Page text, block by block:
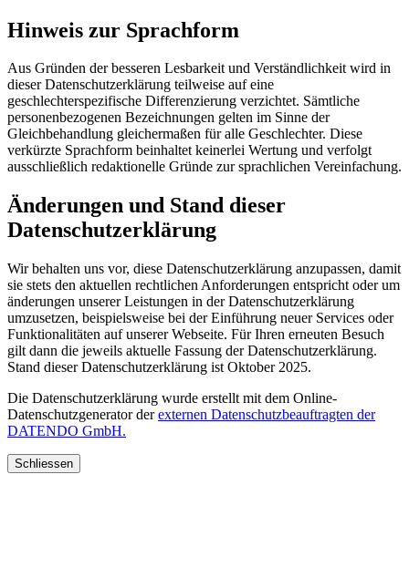
Hinweis zur Sprachform
Aus Gründen der besseren Lesbarkeit und Verständlichkeit wird in
dieser Datenschutzerklärung teilweise auf eine
geschlechterspezifische Differenzierung verzichtet. Sämtliche
personenbezogenen Bezeichnungen gelten im Sinne der
Gleichbehandlung gleichermaßen für alle Geschlechter. Diese
verkürzte Sprachform beinhaltet keinerlei Wertung und verfolgt
ausschließlich redaktionelle Gründe zur sprachlichen Vereinfachung.
Änderungen und Stand dieser
Datenschutzerklärung
Wir behalten uns vor, diese Datenschutzerklärung anzupassen, damit
sie stets den aktuellen rechtlichen Anforderungen entspricht oder um
änderungen unserer Leistungen in der Datenschutzerklärung
umzusetzen, beispielsweise bei der Einführung neuer Services oder
Funktionalitäten auf unserer Webseite. Für Ihren erneuten Besuch
gilt dann die jeweils aktuelle Fassung der Datenschutzerklärung.
Stand dieser Datenschutzerklärung ist Oktober 2025.
Die Datenschutzerklärung wurde erstellt mit dem Online-
Datenschutzgenerator derexternen Datenschutzbeauftragten der
DATENDO GmbH.
Schliessen